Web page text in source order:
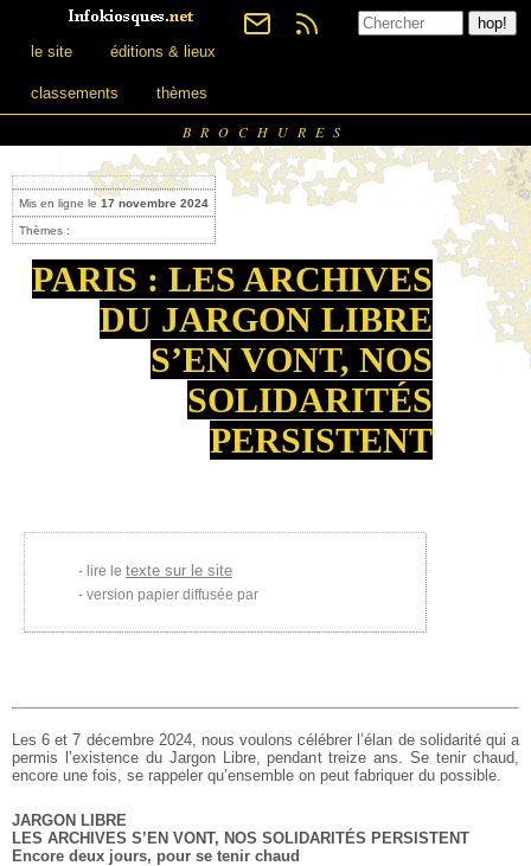
le site éditions & lieux
classements thèmes
BROCHURES
Mis en ligne le 17 novembre 2024
Thèmes :
PARIS : LES ARCHIVES
DU JARGON LIBRE
S’EN VONT, NOS
SOLIDARITÉS
PERSISTENT
lire le texte sur le site
version papier diffusée par
Les 6 et 7 décembre 2024, nous voulons célébrer l’élan de solidarité qui a
permis l’existence du Jargon Libre, pendant treize ans. Se tenir chaud,
encore une fois, se rappeler qu’ensemble on peut fabriquer du possible.
JARGON LIBRE
LES ARCHIVES S’EN VONT, NOS SOLIDARITÉS PERSISTENT
Encore deux jours, pour se tenir chaud